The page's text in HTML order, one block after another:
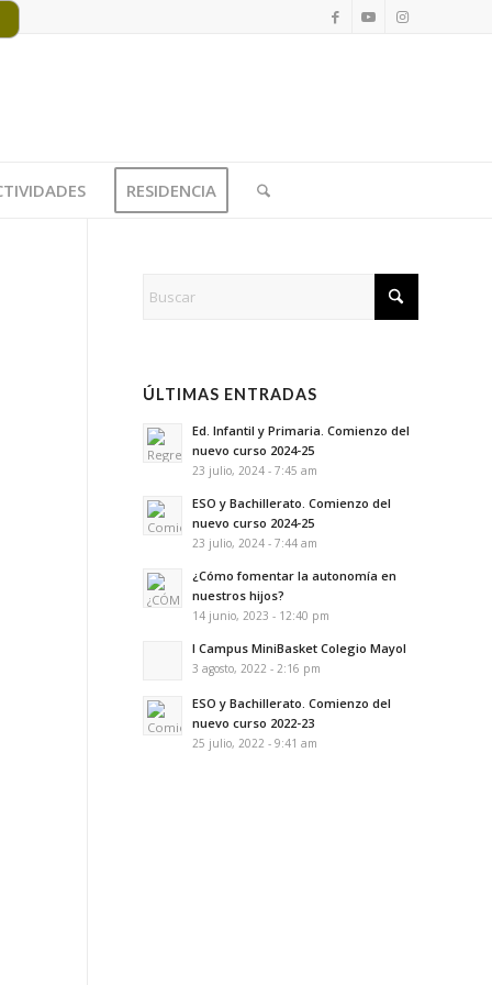
RESIDENCIA
ÚLTIMAS ENTRADAS
Ed. Infantil y Primaria. Comienzo del
nuevo curso 2024-25
23 julio, 2024 - 7:45 am
ESO y Bachillerato. Comienzo del
nuevo curso 2024-25
23 julio, 2024 - 7:44 am
¿Cómo fomentar la autonomía en
nuestros hijos?
14 junio, 2023 - 12:40 pm
I Campus MiniBasket Colegio Mayol
3 agosto, 2022 - 2:16 pm
ESO y Bachillerato. Comienzo del
nuevo curso 2022-23
25 julio, 2022 - 9:41 am